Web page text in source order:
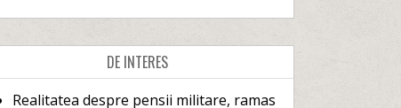
DE INTERES
Realitatea despre pensii militare, ramas